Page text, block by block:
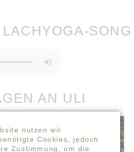
SONG
AN ULI
nutzen wir
Cookies, jedoch
Zustimmung, um die